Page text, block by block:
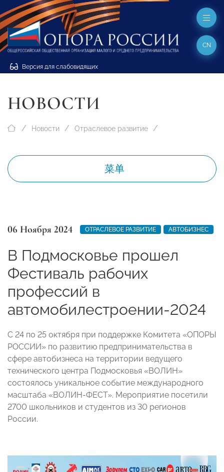
Версия для слабовидящих
CN
НОВОСТИ
Новости Отраслевое развитие
菜单
06 Ноября 2024 ОТРАСЛЕВОЕ РАЗВИТИЕ АВТОБИЗНЕС
В Подмосковье прошел
Фестиваль рабочих
профессий в
автомобилестроении-2024
С 24 по 25 октября при поддержке Комитета «ОПОРЫ
РОССИИ» по развитию предпринимательства в
сфере автобизнеса на территории ведущего
технического центра Подмосковья «ВОЛИН»
состоялось уникальное событие международного
масштаба «ВОЛИН-ФЕСТ». Мероприятие посетили
2700 школьников и студентов из 30 регионов
России.